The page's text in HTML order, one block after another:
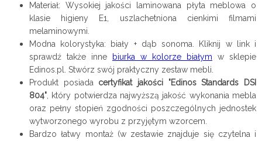
Materiał: Wysokiej jakości laminowana płyta meblowa o
klasie higieny E1, uszlachetniona cienkimi filmami
melaminowymi.
Modna kolorystyka: biały + dąb sonoma. Kliknij w link i
sprawdź także inne biurka w kolorze białym w sklepie
Edinos.pl. Stwórz swój praktyczny zestaw mebli.
Produkt posiada certyfikat jakości "Edinos Standards DSI
804" , który potwierdza najwyższą jakość wykonania mebla
oraz pełny stopień zgodności poszczególnych jednostek
wytworzonego wyrobu z przyjętym wzorcem.
Bardzo łatwy montaż (w zestawie znajduje się czytelna i